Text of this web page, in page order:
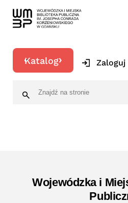
Katalog Zaloguj
Wojewódzka i